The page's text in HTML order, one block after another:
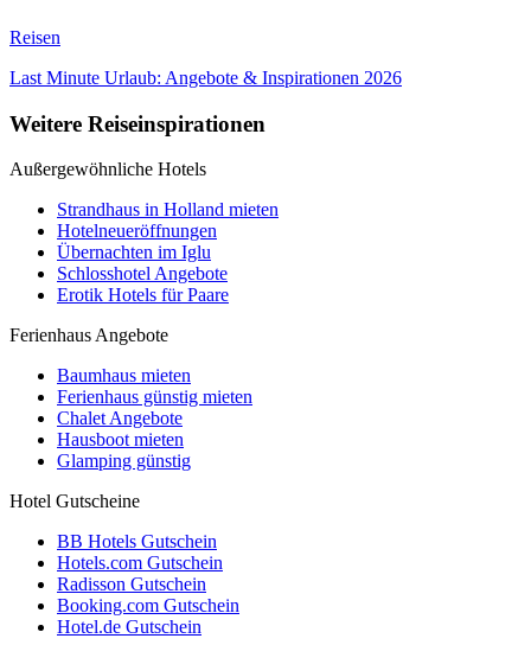
Reisen
Last Minute Urlaub: Angebote & Inspirationen 2026
Weitere Reiseinspirationen
Außergewöhnliche Hotels
Strandhaus in Holland mieten
Hotelneueröffnungen
Übernachten im Iglu
Schlosshotel Angebote
Erotik Hotels für Paare
Ferienhaus Angebote
Baumhaus mieten
Ferienhaus günstig mieten
Chalet Angebote
Hausboot mieten
Glamping günstig
Hotel Gutscheine
BB Hotels Gutschein
Hotels.com Gutschein
Radisson Gutschein
Booking.com Gutschein
Hotel.de Gutschein